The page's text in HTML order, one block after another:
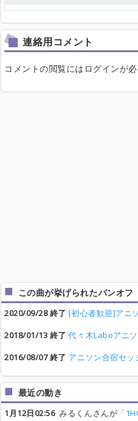
連絡用コメント
コメントの閲覧にはログインが必
この曲が挙げられたバンオフ
2020/09/28 終了 [初心者歓迎]アニ
2018/01/13 終了 代々木Laboアニ
2016/08/07 終了 アニソン合宿セッ
最近の動き
1月12日02:56みるくんさんが 「